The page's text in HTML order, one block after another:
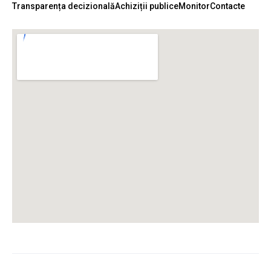
Transparența decizionalăAchiziții publiceMonitorContacte